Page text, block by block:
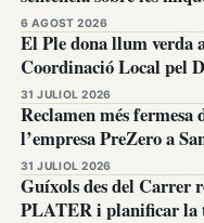
6 AGOST 2026
El Ple dona llum verda
Coordinació Local pel
31 JULIOL 2026
Reclamen més
l’empresa PreZero a
31 JULIOL 2026
Guíxols des del Carrer
PLATER i planificar la